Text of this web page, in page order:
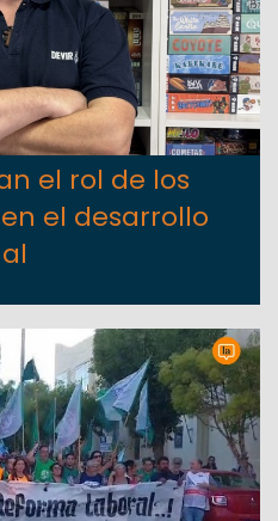
el rol de los
el desarrollo